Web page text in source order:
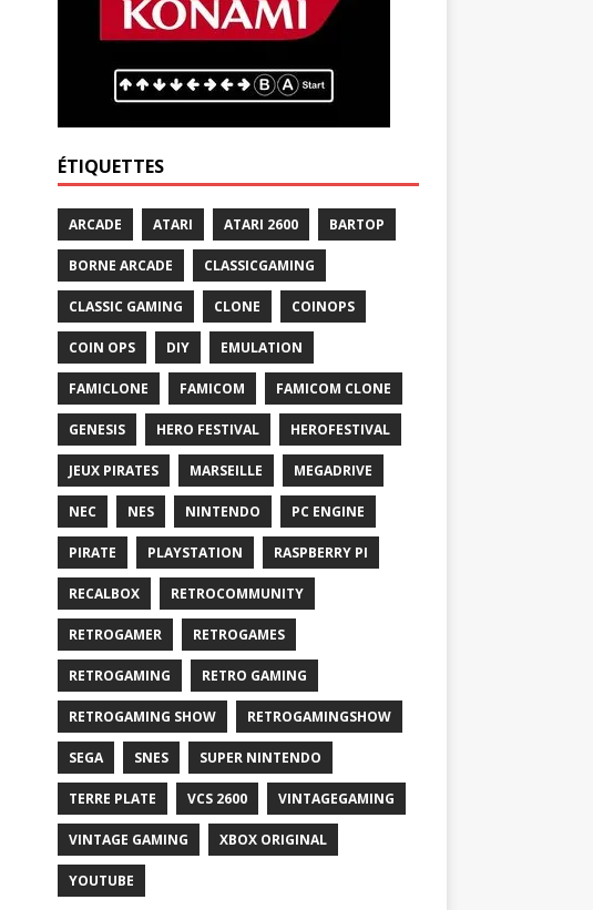
ÉTIQUETTES
ARCADE ATARI ATARI 2600 BARTOP
BORNE ARCADE CLASSICGAMING
CLASSIC GAMING CLONE COINOPS
COIN OPS DIY EMULATION
FAMICLONE FAMICOM FAMICOM CLONE
GENESIS HERO FESTIVAL HEROFESTIVAL
JEUX PIRATES MARSEILLE MEGADRIVE
NEC NES NINTENDO PC ENGINE
PIRATE PLAYSTATION RASPBERRY PI
RECALBOX RETROCOMMUNITY
RETROGAMER RETROGAMES
RETROGAMING RETRO GAMING
RETROGAMING SHOW RETROGAMINGSHOW
SEGA SNES SUPER NINTENDO
TERRE PLATE VCS 2600 VINTAGEGAMING
VINTAGE GAMING XBOX ORIGINAL
YOUTUBE